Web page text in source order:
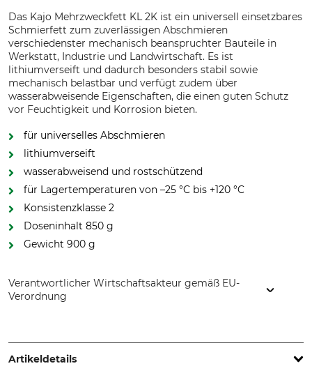
Das Kajo Mehrzweckfett KL 2K ist ein universell einsetzbares
Schmierfett zum zuverlässigen Abschmieren
verschiedenster mechanisch beanspruchter Bauteile in
Werkstatt, Industrie und Landwirtschaft. Es ist
lithiumverseift und dadurch besonders stabil sowie
mechanisch belastbar und verfügt zudem über
wasserabweisende Eigenschaften, die einen guten Schutz
vor Feuchtigkeit und Korrosion bieten.
für universelles Abschmieren
lithiumverseift
wasserabweisend und rostschützend
für Lagertemperaturen von –25 °C bis +120 °C
Konsistenzklasse 2
Doseninhalt 850 g
Gewicht 900 g
Verantwortlicher Wirtschaftsakteur gemäß EU-
Verordnung
www.kajo.de
Artikeldetails